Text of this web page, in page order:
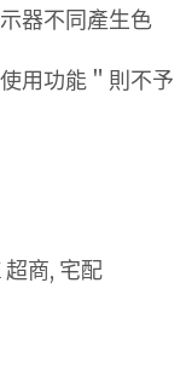
器不同產生色
用功能＂則不予
商, 宅配